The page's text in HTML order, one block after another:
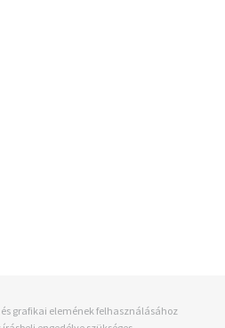
grafikai elemének felhasználásához